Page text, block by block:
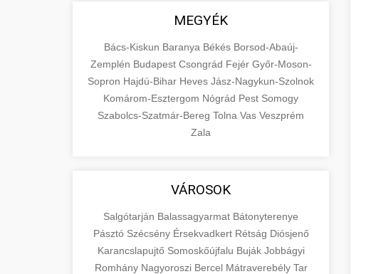
MEGYÉK
Bács-Kiskun Baranya Békés Borsod-Abaúj-
Zemplén Budapest Csongrád Fejér Győr-Moson-
Sopron Hajdú-Bihar Heves Jász-Nagykun-Szolnok
Komárom-Esztergom Nógrád Pest Somogy
Szabolcs-Szatmár-Bereg Tolna Vas Veszprém
Zala
VÁROSOK
Salgótarján Balassagyarmat Bátonyterenye
Pásztó Szécsény Érsekvadkert Rétság Diósjenő
Karancslapujtő Somoskőújfalu Buják Jobbágyi
Romhány Nagyoroszi Bercel Mátraverebély Tar